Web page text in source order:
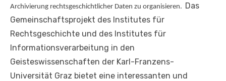
Archivierung rechtsgeschichtlicher Daten zu organisieren. Das
Gemeinschaftsprojekt des Institutes für
Rechtsgeschichte und des Institutes für
Informationsverarbeitung in den
Geisteswissenschaften der Karl-Franzens-
Universität Graz bietet eine interessanten und